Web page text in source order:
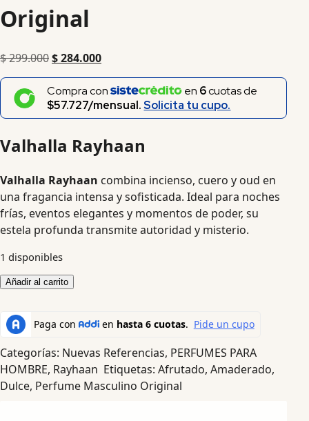
Original
$299.000$284.000
Compra con en 6cuotas de
$57.727/mensual.Solicita tu cupo.
Valhalla Rayhaan
Valhalla Rayhaan combina incienso, cuero y oud en
una fragancia intensa y sofisticada. Ideal para noches
frías, eventos elegantes y momentos de poder, su
estela profunda transmite autoridad y misterio.
1 disponibles
Añadir al carrito
Categorías: Nuevas Referencias, PERFUMES PARA
HOMBRE, Rayhaan Etiquetas: Afrutado, Amaderado,
Dulce, Perfume Masculino Original